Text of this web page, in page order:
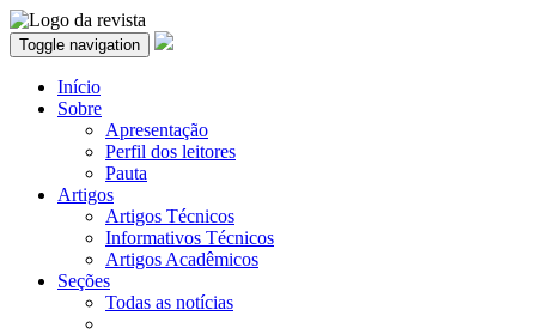
Toggle navigation
Início
Sobre
Apresentação
Perfil dos leitores
Pauta
Artigos
Artigos Técnicos
Informativos Técnicos
Artigos Acadêmicos
Seções
Todas as notícias